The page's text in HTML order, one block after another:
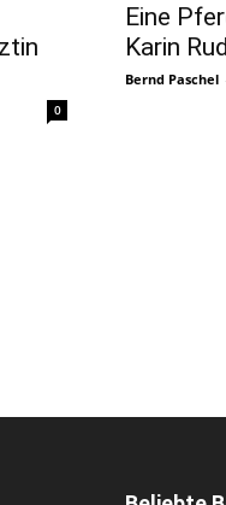
0
Eine
Karin
Bernd Paschel